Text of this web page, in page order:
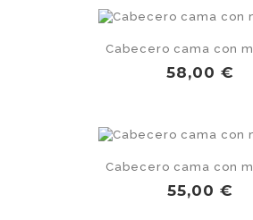
Cabecero cama con
Precio
58,00 €
Cabecero cama con
Precio
55,00 €